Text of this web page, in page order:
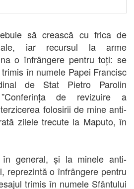
să crească cu frica de
iar recursul la arme
o înfrângere pentru toți: se
în numele Papei Francisc
de Stat Pietro Parolin
de revizuire a
folosirii de mine anti-
zilele trecute la Maputo, în
în general, și la minele anti-
reprezintă o înfrângere pentru
trimis în numele Sfântului